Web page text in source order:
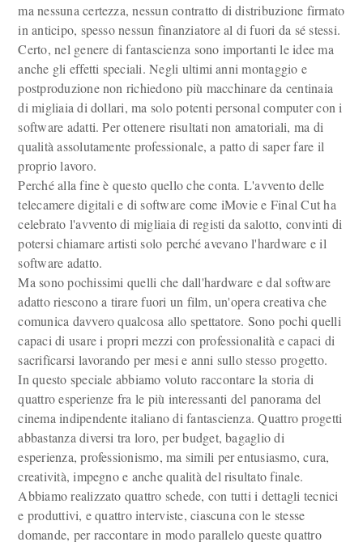
ma nessuna certezza, nessun contratto di distribuzione firmato
in anticipo, spesso nessun finanziatore al di fuori da sé stessi.
Certo, nel genere di fantascienza sono importanti le idee ma
anche gli effetti speciali. Negli ultimi anni montaggio e
postproduzione non richiedono più macchinare da centinaia
di migliaia di dollari, ma solo potenti personal computer con i
software adatti. Per ottenere risultati non amatoriali, ma di
qualità assolutamente professionale, a patto di saper fare il
proprio lavoro.
Perché alla fine è questo quello che conta. L'avvento delle
telecamere digitali e di software come iMovie e Final Cut ha
celebrato l'avvento di migliaia di registi da salotto, convinti di
potersi chiamare artisti solo perché avevano l'hardware e il
software adatto.
Ma sono pochissimi quelli che dall'hardware e dal software
adatto riescono a tirare fuori un film, un'opera creativa che
comunica davvero qualcosa allo spettatore. Sono pochi quelli
capaci di usare i propri mezzi con professionalità e capaci di
sacrificarsi lavorando per mesi e anni sullo stesso progetto.
In questo speciale abbiamo voluto raccontare la storia di
quattro esperienze fra le più interessanti del panorama del
cinema indipendente italiano di fantascienza. Quattro progetti
abbastanza diversi tra loro, per budget, bagaglio di
esperienza, professionismo, ma simili per entusiasmo, cura,
creatività, impegno e anche qualità del risultato finale.
Abbiamo realizzato quattro schede, con tutti i dettagli tecnici
e produttivi, e quattro interviste, ciascuna con le stesse
domande, per raccontare in modo parallelo queste quattro